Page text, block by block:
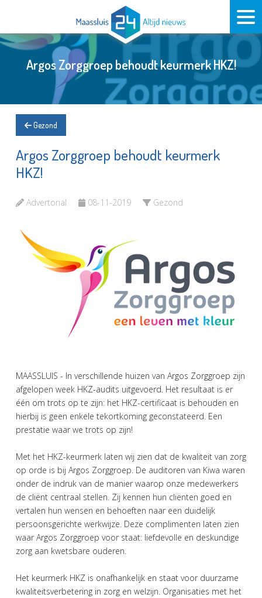
Argos Zorggroep behoudt keurmerk HKZ!
Gezond
Argos Zorggroep behoudt keurmerk
HKZ!
Advertorial 08-11-2019 Gezond
MAASSLUIS - In verschillende huizen van Argos Zorggroep zijn
afgelopen week HKZ-audits uitgevoerd. Het resultaat is er
één om trots op te zijn: het HKZ-certificaat is behouden en
hierbij is geen enkele tekortkoming geconstateerd. Een
prestatie waar we trots op zijn!
Met het HKZ-keurmerk laten wij zien dat de kwaliteit van zorg
op orde is bij Argos Zorggroep. De auditoren van Kiwa waren
onder de indruk van de manier waarop onze medewerkers
de cliënt centraal stellen. Zij kennen hun cliënten goed en
vertalen hun wensen en behoeften naar een duidelijk
persoonsgerichte werkwijze. Deze complimenten laten zien
waar Argos Zorggroep voor staat: liefdevolle en deskundige
zorg aan kwetsbare ouderen.
Het keurmerk HKZ is onafhankelijk en staat voor duurzame
kwaliteitsverbetering in zorg en welzijn. Organisaties met het